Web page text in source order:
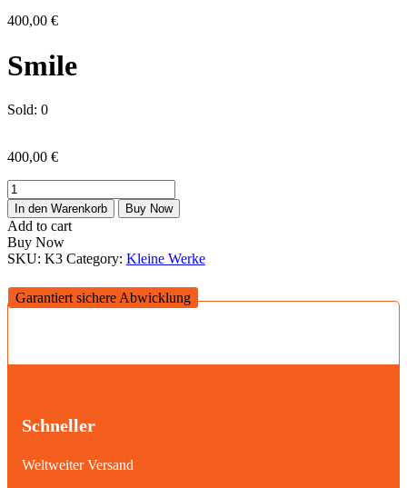
400,00 €
Smile
Sold: 0
400,00 €
Smile
Menge
In den Warenkorb Buy Now
Add to cart
Buy Now
SKU: K3 Category: Kleine Werke
Garantiert sichere Abwicklung
Schneller
Weltweiter Versand